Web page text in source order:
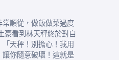
順從，做飯做菜過度
豪看到林天秤終於對自
天秤！別擔心！我用
讓你隨意破壞！這就是